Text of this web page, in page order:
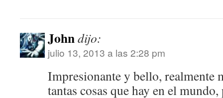
Johndijo:
julio 13, 2013 a las 2:28 pm
Impresionante y bello, realmente
tantas cosas que hay en el